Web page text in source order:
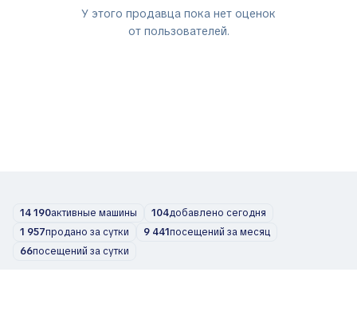
У этого продавца пока нет оценок
от пользователей.
14 190активные машины 104добавлено сегодня
1 957продано за сутки 9 441посещений за месяц
66посещений за сутки